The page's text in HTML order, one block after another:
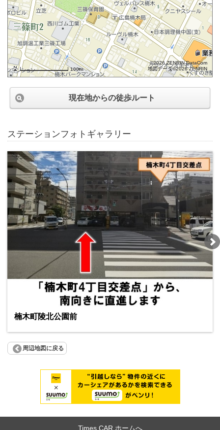
100m
©2026 ZENRIN DataCom
地図データ©2026 ZENRIN
現在地からの徒歩ルート
ステーションフォトギャラリー
楠木町陵北公園前
周辺地図に戻る
Times CAR ホームへ